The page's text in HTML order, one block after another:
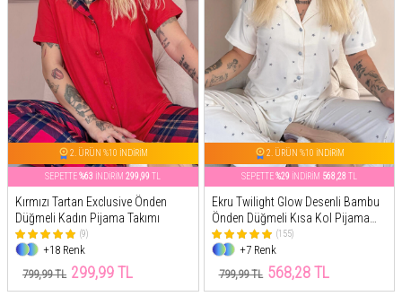
2. ÜRÜN %10 İNDİRİM
SEPETTE%63 İNDİRİM299,99 TL
Kırmızı Tartan Exclusive Önden
Düğmeli Kadın Pijama Takımı
(9)
+18 Renk
799,99 TL 299,99 TL
2. ÜRÜN %10 İNDİRİM
SEPETTE%29 İNDİRİM 568,28 TL
Ekru Twilight Glow Desenli Bambu
Önden Düğmeli Kısa Kol Pijama
Takımı
(155)
+7 Renk
799,99 TL 568,28 TL